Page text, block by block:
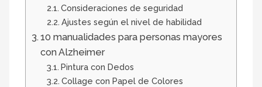
Consideraciones de seguridad
Ajustes según el nivel de habilidad
10 manualidades para personas mayores
con Alzheimer
Pintura con Dedos
Collage con Papel de Colores